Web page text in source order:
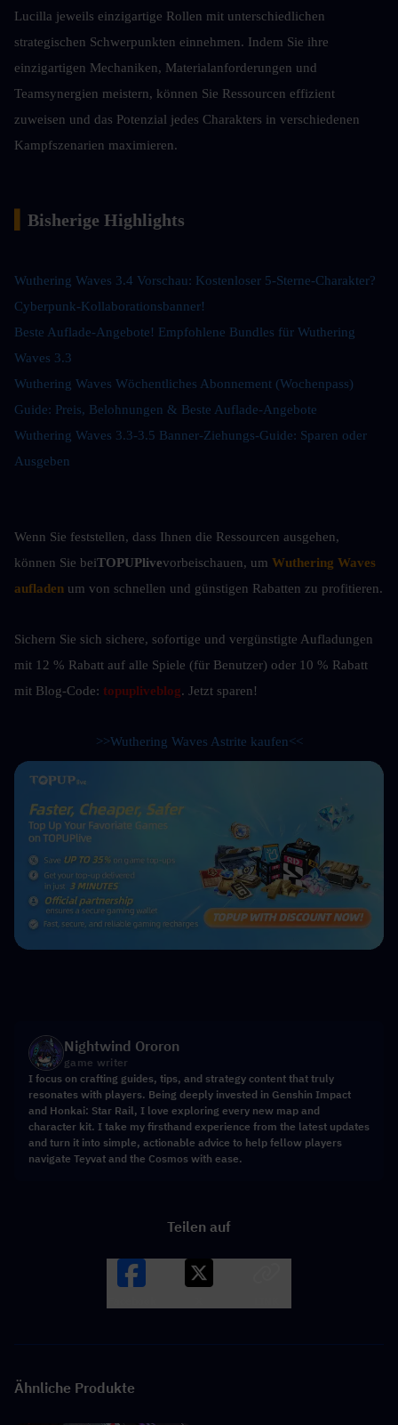
Lucilla jeweils einzigartige Rollen mit unterschiedlichen
strategischen Schwerpunkten einnehmen. Indem Sie ihre
einzigartigen Mechaniken, Materialanforderungen und
Teamsynergien meistern, können Sie Ressourcen effizient
zuweisen und das Potenzial jedes Charakters in verschiedenen
Kampfszenarien maximieren.
Bisherige Highlights
Wuthering Waves 3.4 Vorschau: Kostenloser 5-Sterne-Charakter?
Cyberpunk-Kollaborationsbanner!
Beste Auflade-Angebote! Empfohlene Bundles für Wuthering
Waves 3.3
Wuthering Waves Wöchentliches Abonnement (Wochenpass)
Guide: Preis, Belohnungen & Beste Auflade-Angebote
Wuthering Waves 3.3-3.5 Banner-Ziehungs-Guide: Sparen oder
Ausgeben
Wenn Sie feststellen, dass Ihnen die Ressourcen ausgehen,
können Sie beiTOPUPlivevorbeischauen, um Wuthering Waves
aufladen um von schnellen und günstigen Rabatten zu profitieren.
Sichern Sie sich sichere, sofortige und vergünstigte Aufladungen
mit 12 % Rabatt auf alle Spiele (für Benutzer) oder 10 % Rabatt
mit Blog-Code: topupliveblog. Jetzt sparen!
>>Wuthering Waves Astrite kaufen<<
Nightwind Ororon
game writer
I focus on crafting guides, tips, and strategy content that truly
resonates with players. Being deeply invested in Genshin Impact
and Honkai: Star Rail, I love exploring every new map and
character kit. I take my firsthand experience from the latest updates
and turn it into simple, actionable advice to help fellow players
navigate Teyvat and the Cosmos with ease.
Teilen auf
Ähnliche Produkte